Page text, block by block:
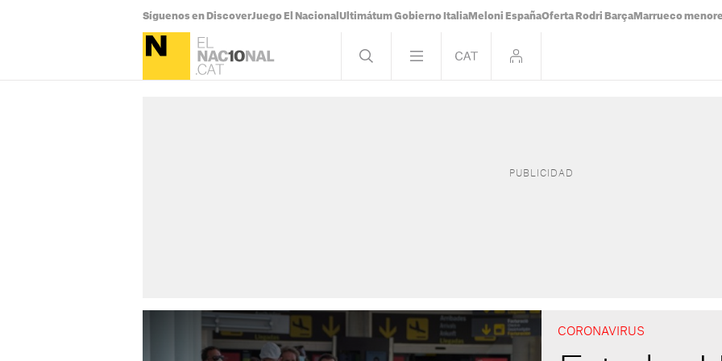
Síguenos en DiscoverJuego El Nacional Ultimátum Gobierno Italia Meloni EspañaOferta Rodri Barça Marrueco
CORONAVIRUS